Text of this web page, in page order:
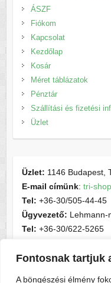
Fontosnak tartjuk
A böngészési élmény
ÁSZF
Fiókom
Kapcsolat
Kezdőlap
Kosár
Méret táblázatok
Pénztár
Szállítási és fizetési
Üzlet
Üzlet: 1146 Budapest,
E-mail címünk: tri-
Tel: +36-30/505-44-45
Ügyvezető: Lehmann-
Tel: +36-30/622-5265
Cégjegyzékszám: